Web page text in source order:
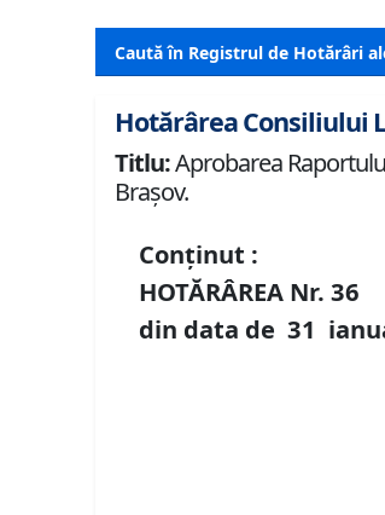
Caută în Registrul de Hotărâri
Hotărârea Consiliului
Titlu:Aprobarea
Braşov.
Conținut :
HOTĂRÂREA Nr.36
din data de 31